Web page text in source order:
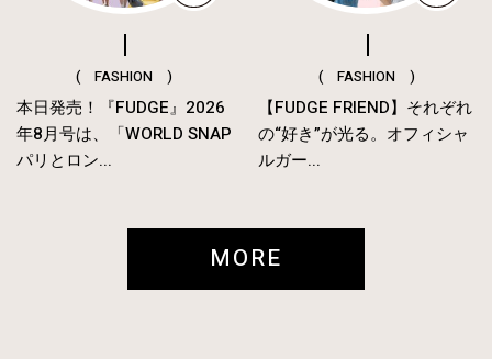
( FASHION )
本日発売！『FUDGE』2026
年8月号は、「WORLD SNAP
パリとロン...
( FASHION )
【FUDGE FRIEND】それぞれ
の“好き”が光る。オフィシャ
ルガー...
MORE